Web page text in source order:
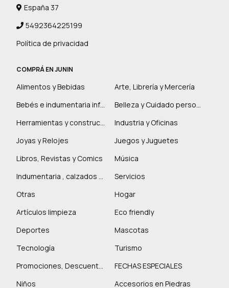
España 37
5492364225199
Política de privacidad
COMPRÁ EN JUNIN
Alimentos y Bebidas
Arte, Librería y Mercería
Bebés e indumentaria infantil
Belleza y Cuidado personal
Herramientas y construcción
Industria y Oficinas
Joyas y Relojes
Juegos y Juguetes
Libros, Revistas y Comics
Música
Indumentaria , calzados y marroquinería
Servicios
Otras
Hogar
Artículos limpieza
Eco friendly
Deportes
Mascotas
Tecnología
Turismo
Promociones, Descuentos y más
FECHAS ESPECIALES
Niños
Accesorios en Piedras